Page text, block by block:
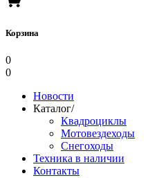
Корзина
0
0
Новости
Каталог/
Квадроциклы
Мотовездеходы
Снегоходы
Техника в наличии
Контакты